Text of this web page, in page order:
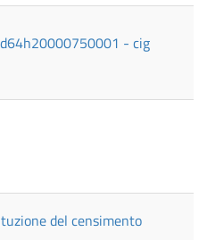
d64h20000750001 - cig
del censimento